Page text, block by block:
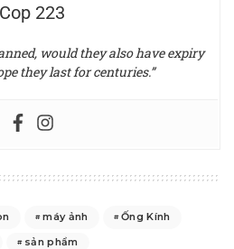
Cop 223
would they also have expiry
they last for centuries.”
máy ảnh
Ống Kính
sản phẩm